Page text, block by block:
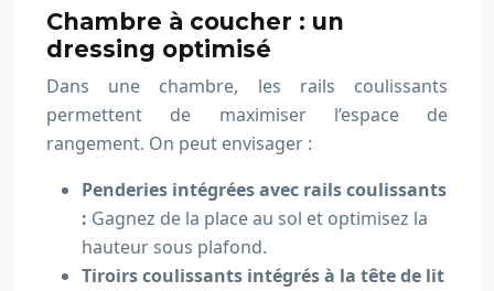
Chambre à coucher : un
dressing optimisé
Dans une chambre, les rails coulissants
permettent de maximiser l’espace de
rangement. On peut envisager :
Penderies intégrées avec rails coulissants
: Gagnez de la place au sol et optimisez la
hauteur sous plafond.
Tiroirs coulissants intégrés à la tête de lit